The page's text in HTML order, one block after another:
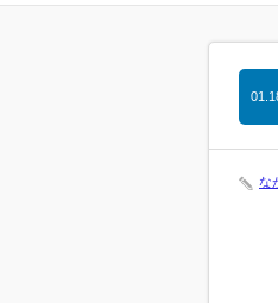
な